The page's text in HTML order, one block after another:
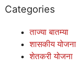
Categories
ताज्या बातम्या
शासकीय योजना
शेतकरी योजना